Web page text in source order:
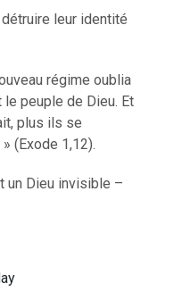
détruire leur identité
régime oublia
peuple de Dieu. Et
plus ils se
(Exode 1,12).
un Dieu invisible –